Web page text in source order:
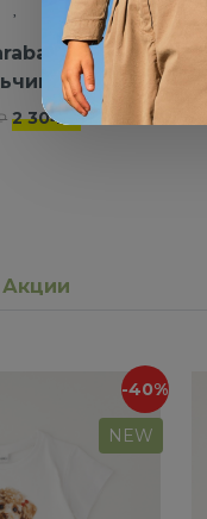
для
2 304 ₽
Акции
-40%
NEW